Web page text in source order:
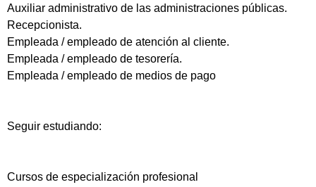
Auxiliar administrativo de las administraciones públicas.
Recepcionista.
Empleada / empleado de atención al cliente.
Empleada / empleado de tesorería.
Empleada / empleado de medios de pago
Seguir estudiando:
Cursos de especialización profesional